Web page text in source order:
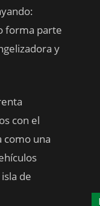
forma parte
y
con el
como una
de